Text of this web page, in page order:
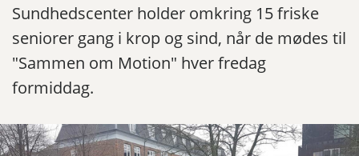
Sundhedscenter holder omkring 15 friske
seniorer gang i krop og sind, når de mødes til
"Sammen om Motion" hver fredag
formiddag.